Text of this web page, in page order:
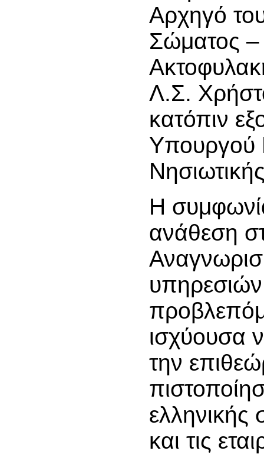
Αρχηγό
Σώματος –
Λ.Σ.
κατόπιν
Υπουργού
Η
ανάθεση
υπηρεσιών
ισχύουσα
την
και τις